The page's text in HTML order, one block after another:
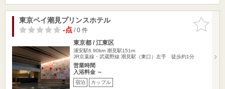
お気に入
りに追加
東京ベイ潮見プリンスホテル
-点/ 0 件
東京都 / 江東区
浦安駅6.90km 潮見駅151m
JR京葉線・武蔵野線 潮見駅（東口）左手 徒歩約1分
営業時間
入浴料金 ～
宿泊 カップル